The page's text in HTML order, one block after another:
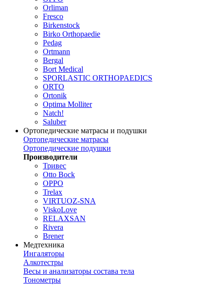
Orliman
Fresco
Birkenstock
Birko Orthopaedie
Pedag
Ortmann
Bergal
Bort Medical
SPORLASTIC ORTHOPAEDICS
ORTO
Ortonik
Optima Molliter
Natch!
Saluber
Ортопедические матрасы и подушки
Ортопедические матрасы
Ортопедические подушки
Производители
Тривес
Otto Bock
OPPO
Trelax
VIRTUOZ-SNA
ViskoLove
RELAXSAN
Rivera
Brener
Медтехника
Ингаляторы
Алкотестры
Весы и анализаторы состава тела
Тонометры